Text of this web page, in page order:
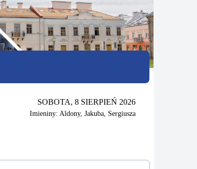
SOBOTA, 8 SIERPIEŃ 2026
Imieniny: Aldony, Jakuba, Sergiusza